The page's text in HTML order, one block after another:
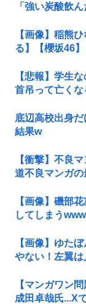
「強い炭酸飲
【画像】稲熊
る】【櫻坂46】
【悲報】学生
首吊って亡くな
底辺高校出身
結果w
【衝撃】不良
道不良マンガ
【画像】磯部
してしまうwww
【画像】ゆた
やない！左翼
【マンガワン
成田卓哉氏...X